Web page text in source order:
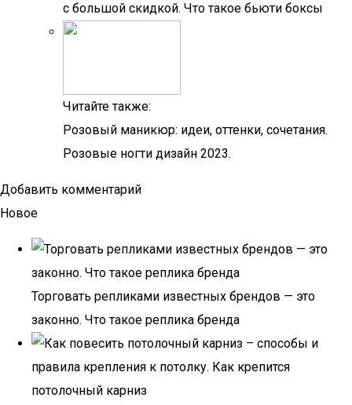
с большой скидкой. Что такое бьюти боксы
Читайте также:
Розовый маникюр: идеи, оттенки, сочетания.
Розовые ногти дизайн 2023.
Добавить комментарий
Новое
Торговать репликами известных брендов — это
законно. Что такое реплика бренда